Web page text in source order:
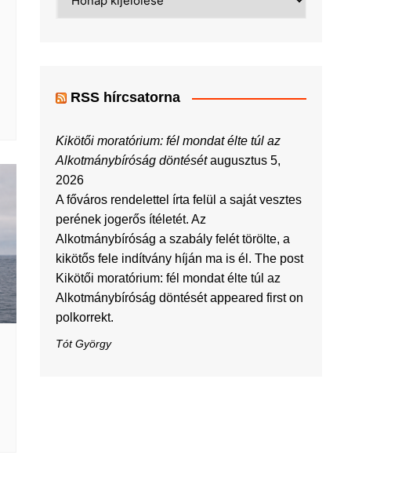
RSS hírcsatorna
Kikötői moratórium: fél mondat élte túl az
Alkotmánybíróság döntését augusztus 5,
2026
A főváros rendelettel írta felül a saját vesztes
perének jogerős ítéletét. Az
Alkotmánybíróság a szabály felét törölte, a
kikötős fele indítvány híján ma is él. The post
Kikötői moratórium: fél mondat élte túl az
Alkotmánybíróság döntését appeared first on
polkorrekt.
Tót György